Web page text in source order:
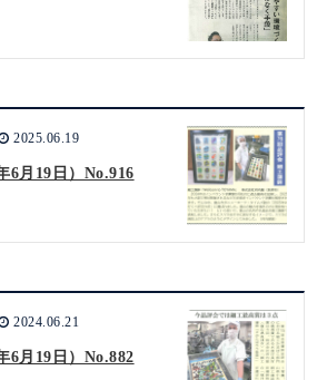
2025.06.19
6月19日）No.916
2024.06.21
6月19日）No.882